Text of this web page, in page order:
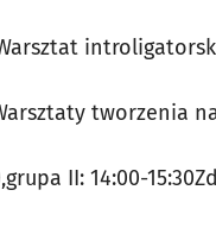
tworzenia
II: 14:00-